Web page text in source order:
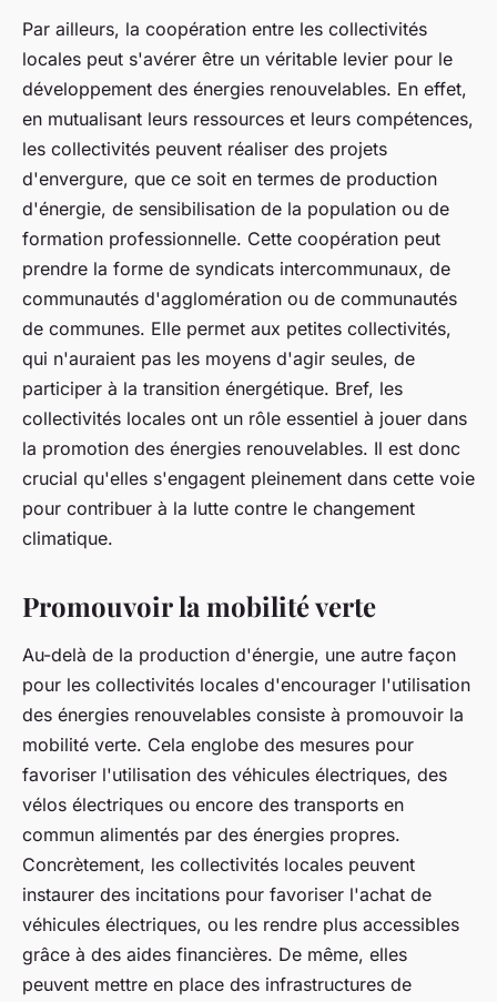
Par ailleurs, la coopération entre les collectivités
locales peut s'avérer être un véritable levier pour le
développement des énergies renouvelables. En effet,
en mutualisant leurs ressources et leurs compétences,
les collectivités peuvent réaliser des projets
d'envergure, que ce soit en termes de production
d'énergie, de sensibilisation de la population ou de
formation professionnelle. Cette coopération peut
prendre la forme de syndicats intercommunaux, de
communautés d'agglomération ou de communautés
de communes. Elle permet aux petites collectivités,
qui n'auraient pas les moyens d'agir seules, de
participer à la transition énergétique. Bref, les
collectivités locales ont un rôle essentiel à jouer dans
la promotion des énergies renouvelables. Il est donc
crucial qu'elles s'engagent pleinement dans cette voie
pour contribuer à la lutte contre le changement
climatique.
Promouvoir la mobilité verte
Au-delà de la production d'énergie, une autre façon
pour les collectivités locales d'encourager l'utilisation
des énergies renouvelables consiste à promouvoir la
mobilité verte. Cela englobe des mesures pour
favoriser l'utilisation des véhicules électriques, des
vélos électriques ou encore des transports en
commun alimentés par des énergies propres.
Concrètement, les collectivités locales peuvent
instaurer des incitations pour favoriser l'achat de
véhicules électriques, ou les rendre plus accessibles
grâce à des aides financières. De même, elles
peuvent mettre en place des infrastructures de